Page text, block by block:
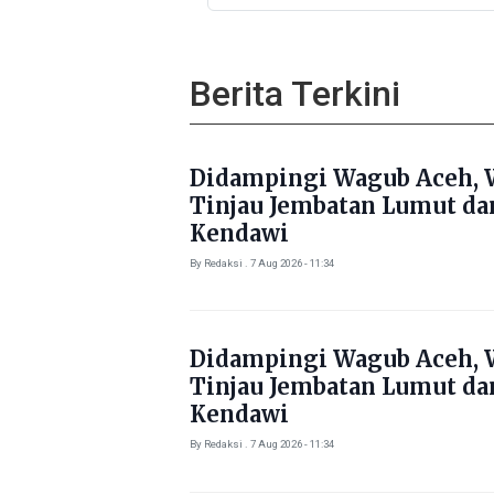
Pastikan Korban Mendapat
Berita Terkini
Didampingi Wagub Aceh,
Tinjau Jembatan Lumut
Kendawi
By Redaksi . 7 Aug 2026 - 11:34
Didampingi Wagub Aceh,
Tinjau Jembatan Lumut
Kendawi
By Redaksi . 7 Aug 2026 - 11:34